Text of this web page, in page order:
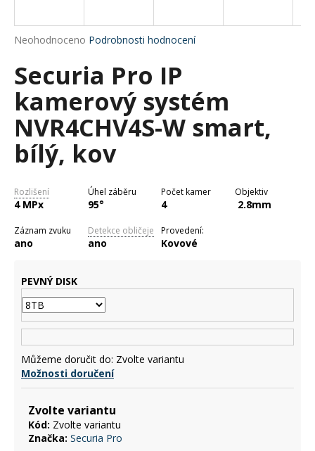
Průměrné
produktu
je
0,0
5
hvězdiček.
Neohodnoceno Podrobnosti hodnocení
Securia Pro IP
kamerový systém
NVR4CHV4S-W smart,
bílý, kov
Rozlišení
4 MPx
Úhel záběru
95°
Počet kamer
4
Objektiv
2.8mm
Záznam zvuku
ano
Detekce obličeje
ano
Provedení:
Kovové
PEVNÝ DISK
Můžeme doručit do: Zvolte variantu
Možnosti doručení
Zvolte variantu
Kód: Zvolte variantu
Značka: Securia Pro
j
t
?
HLEDAT
D
o
u
u
e
m